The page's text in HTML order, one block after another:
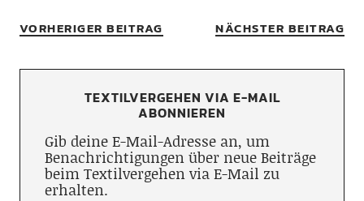
VORHERIGER BEITRAG NÄCHSTER BEITRAG
TEXTILVERGEHEN VIA E-MAIL
ABONNIEREN
Gib deine E-Mail-Adresse an, um
Benachrichtigungen über neue Beiträge
beim Textilvergehen via E-Mail zu
erhalten.